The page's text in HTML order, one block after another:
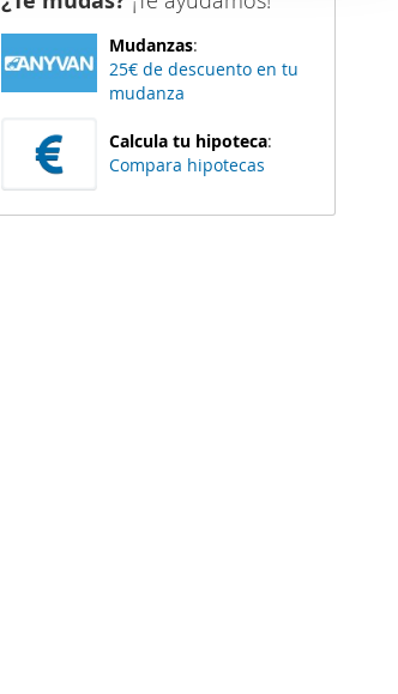
Mudanzas:
25€ de descuento en tu
mudanza
Calcula tu hipoteca:
Compara hipotecas